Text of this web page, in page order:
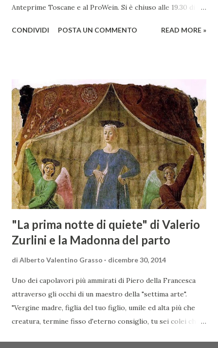
Anteprime Toscane e al ProWein. Si è chiuso alle 19.30 di
presso l’Hotel Regina di Vienna dalla società Wein & Kultur,
territorio maremmano: Consorzio Tutela Vini della
Maremma Toscana, del Montecucco e del Morellino di
Scansano. Scopo dell’iniziativa è stato quello di promuovere
le eccellenze vitivinicole della regione in Austria, un
mercato dove il potenziale di crescita è ancora molto alto,
assistendo i produttori nella creazione di contatti
commerciali con gli operatori locali. Gli organizzatori
dell’evento, Christian Bauer, austriaco ed esperto di vini e
conoscitore dei mercati di lingua tedes...
CONDIVIDI POSTA UN COMMENTO READ MORE »
"La prima notte di quiete" di Valerio
Zurlini e la Madonna del parto
di Alberto Valentino Grasso dicembre 30, 2014
Uno dei capolavori più ammirati di Piero della Francesca
attraverso gli occhi di un maestro della "settima arte".
"Vergine madre, figlia del tuo figlio, umile ed alta più che
creatura, termine fisso d'eterno consiglio, tu sei colei che
CONDIVIDI POSTA UN COMMENTO READ MORE »